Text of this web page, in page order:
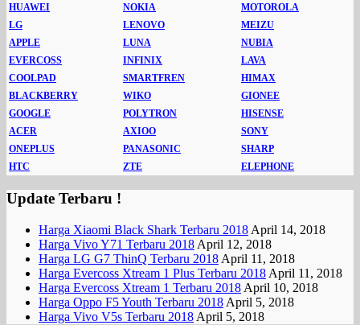
HUAWEI
NOKIA
MOTOROLA
LG
LENOVO
MEIZU
APPLE
LUNA
NUBIA
EVERCOSS
INFINIX
LAVA
COOLPAD
SMARTFREN
HIMAX
BLACKBERRY
WIKO
GIONEE
GOOGLE
POLYTRON
HISENSE
ACER
AXIOO
SONY
ONEPLUS
PANASONIC
SHARP
HTC
ZTE ELEPHONE
Update Terbaru !
Harga Xiaomi Black Shark Terbaru 2018 April 14, 2018
Harga Vivo Y71 Terbaru 2018 April 12, 2018
Harga LG G7 ThinQ Terbaru 2018 April 11, 2018
Harga Evercoss Xtream 1 Plus Terbaru 2018 April 11, 2018
Harga Evercoss Xtream 1 Terbaru 2018 April 10, 2018
Harga Oppo F5 Youth Terbaru 2018 April 5, 2018
Harga Vivo V5s Terbaru 2018 April 5, 2018